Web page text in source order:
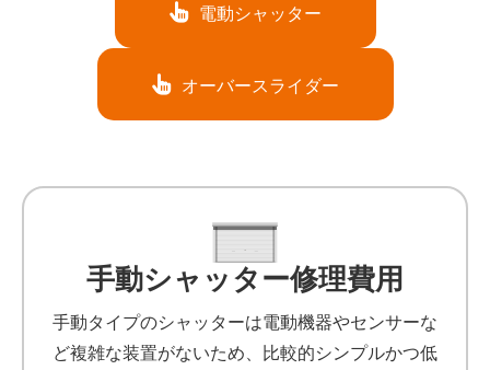
電動シャッター
オーバースライダー
手動シャッター修理費用
手動タイプのシャッターは電動機器やセンサーな
ど複雑な装置がないため、比較的シンプルかつ低